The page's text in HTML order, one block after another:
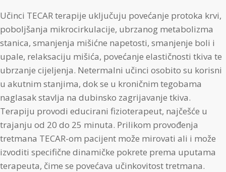
Učinci TECAR terapije uključuju povećanje protoka krvi,
poboljšanja mikrocirkulacije, ubrzanog metabolizma
stanica, smanjenja mišićne napetosti, smanjenje boli i
upale, relaksaciju mišića, povećanje elastičnosti tkiva te
ubrzanje cijeljenja. Netermalni učinci osobito su korisni
u akutnim stanjima, dok se u kroničnim tegobama
naglasak stavlja na dubinsko zagrijavanje tkiva.
Terapiju provodi educirani fizioterapeut, najčešće u
trajanju od 20 do 25 minuta. Prilikom provođenja
tretmana TECAR-om pacijent može mirovati ali i može
izvoditi specifične dinamičke pokrete prema uputama
terapeuta, čime se povećava učinkovitost tretmana.